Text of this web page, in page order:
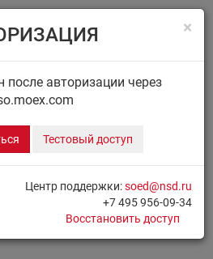
Menu
×
после авторизации через
Тестовый доступ
Центр поддержки:soed@nsd.ru
+7 495 956-09-34
Восстановить доступ